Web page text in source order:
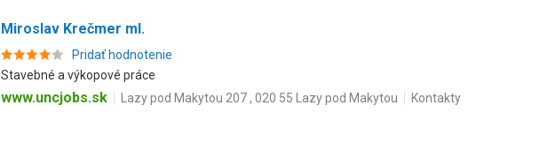
Miroslav Krečmer ml.
Pridať hodnotenie
Stavebné a výkopové práce
www.uncjobs.sk Lazy pod Makytou 207 , 020 55 Lazy pod Makytou Kontakty